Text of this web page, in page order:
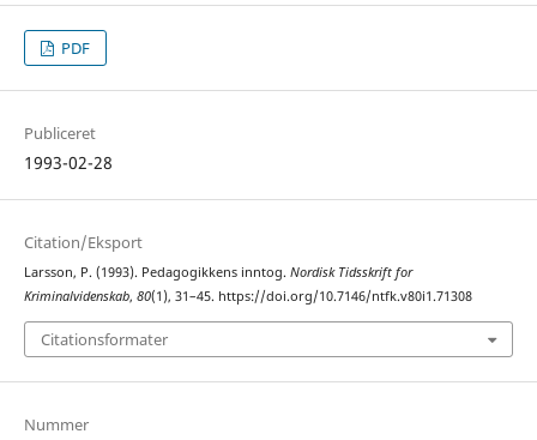
PDF
Publiceret
1993-02-28
Citation/Eksport
Larsson, P. (1993). Pedagogikkens inntog. Nordisk Tidsskrift for
Kriminalvidenskab, 80(1), 31–45. https://doi.org/10.7146/ntfk.v80i1.71308
Citationsformater
Nummer